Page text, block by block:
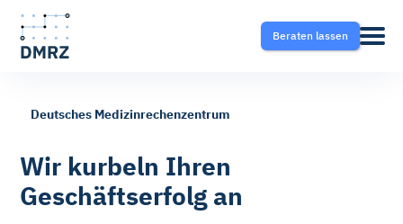
Beraten lassen
Krankentransport- und
Krankentransport
FAQ
Deutsches Medizinrechenzentrum
Wir kurbeln Ihren
Geschäftserfolg an